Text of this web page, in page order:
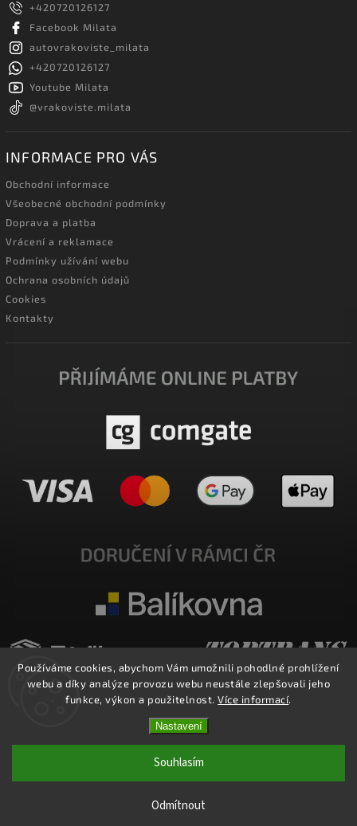
Používáme cookies, abychom Vám umožnili pohodlné prohlížení
webu a díky analýze provozu webu neustále zlepšovali jeho
funkce, výkon a použitelnost.Více informací.
Nastavení
Odmítnout
Souhlasím
+420720126127
Facebook Milata
autovrakoviste_milata
+420720126127
Youtube Milata
@vrakoviste.milata
INFORMACE PRO VÁS
Obchodní informace
Všeobecné obchodní podmínky
Doprava a platba
Vrácení a reklamace
Podmínky užívání webu
Ochrana osobních údajů
Cookies
Kontakty
E-SHOP MILATA. Všechna práva vyhrazena.
Upravit nastavení cookies